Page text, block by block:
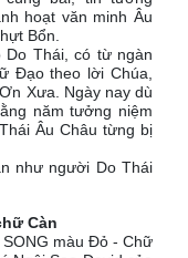
hoạt văn minh Âu
Bổn.
Thái, có từ ngàn
Đạo theo lời Chúa,
Xưa. Ngày nay dù
năm tưởng niệm
Âu Châu từng bị
như người Do Thái
Càn
SONG màu Đỏ - Chữ